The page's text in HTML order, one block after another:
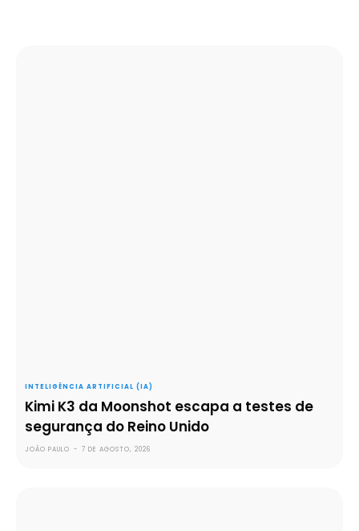
INTELIGÊNCIA ARTIFICIAL (IA)
Kimi K3 da Moonshot escapa a testes de
segurança do Reino Unido
JOÃO PAULO - 7 DE AGOSTO, 2026